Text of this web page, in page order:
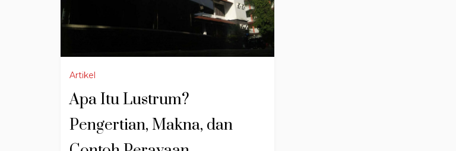
Artikel
Apa Itu Lustrum?
Pengertian, Makna, dan